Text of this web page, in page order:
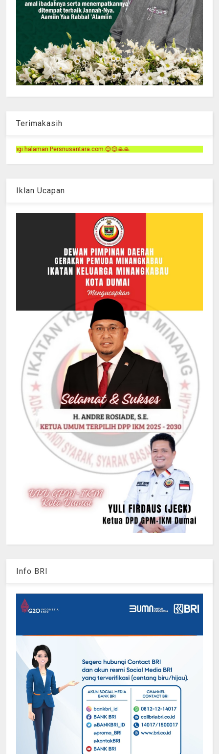
Terimakasih
Iklan Ucapan
Info BRI